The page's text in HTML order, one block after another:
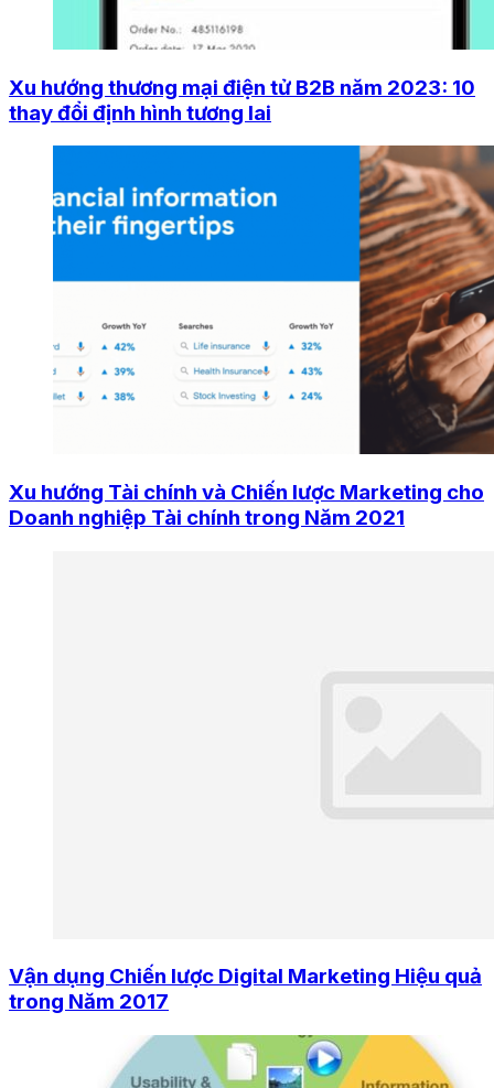
Xu hướng thương mại điện tử B2B năm 2023: 10
thay đổi định hình tương lai
Xu hướng Tài chính và Chiến lược Marketing cho
Doanh nghiệp Tài chính trong Năm 2021
Vận dụng Chiến lược Digital Marketing Hiệu quả
trong Năm 2017